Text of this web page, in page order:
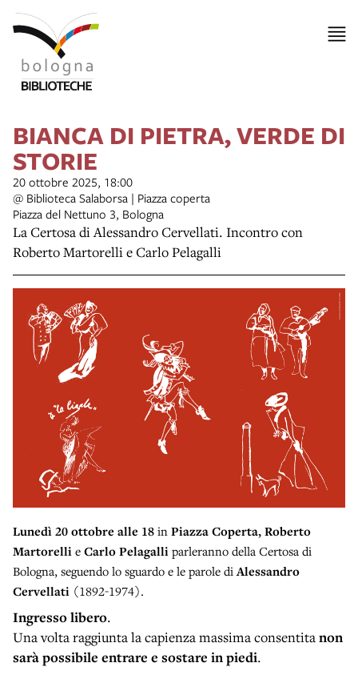
BIANCA DI PIETRA, VERDE DI
STORIE
20 ottobre 2025, 18:00
@ Biblioteca Salaborsa | Piazza coperta
Piazza del Nettuno 3, Bologna
La Certosa di Alessandro Cervellati. Incontro con
Roberto Martorelli e Carlo Pelagalli
Lunedì 20 ottobre alle 18 in Piazza Coperta,Roberto
Martorelli e Carlo Pelagalli parleranno della Certosa di
Bologna, seguendo lo sguardo e le parole di Alessandro
Cervellati (1892-1974).
Ingresso libero.
Una volta raggiunta la capienza massima consentitanon
sarà possibile entrare e sostare in piedi.